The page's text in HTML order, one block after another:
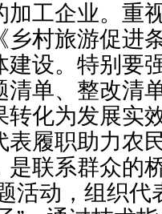
加工企业。重
乡村旅游促进
建设。特别要
清单、整改清
转化为发展实
表履职助力农
是联系群众的
活动，组织